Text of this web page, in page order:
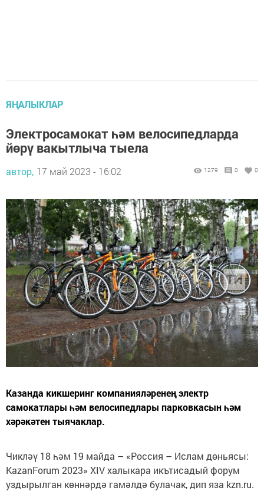
ЯҢАЛЫКЛАР
Электросамокат һәм велосипедларда
йөрү вакытлыча тыела
автор, 17 май 2023 - 16:02 1279 0 0
Казанда кикшеринг компанияләренең электр
самокатлары һәм велосипедлары парковкасын һәм
хәрәкәтен тыячаклар.
Чикләү 18 һәм 19 майда – «Россия – Ислам дөньясы:
KazanForum 2023» XIV халыкара икътисадый форум
уздырылган көннәрдә гамәлдә булачак, дип яза kzn.ru.